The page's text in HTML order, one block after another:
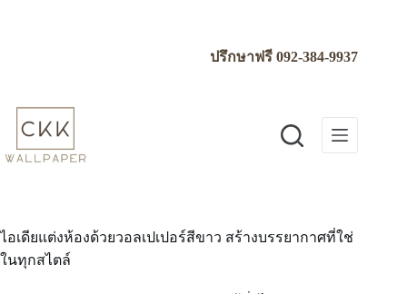
ปรึกษาฟรี092-384-9937
ไอเดียแต่งห้องด้วยวอลเปเปอร์สีขาว สร้างบรรยากาศที่ใช่
ในทุกสไตล์